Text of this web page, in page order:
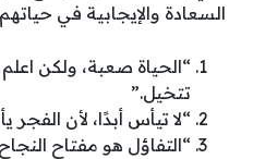
السعادة والإيجابية في
“الحياة صعبة، ولكن
تتخيل.”
“لا تيأس أبدًا، لأن الفجر
“التفاؤل هو مفتاح